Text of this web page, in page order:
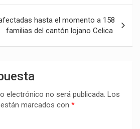
hasta el momento a 158
familias del cantón lojano Celica
electrónico no será publicada. Los
marcados con *